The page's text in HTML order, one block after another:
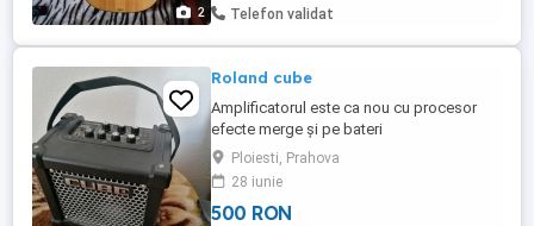
2 Telefon validat
Roland cube
Amplificatorul este ca nou cu procesor
efecte merge și pe bateri
Ploiesti, Prahova
28 iunie
500 RON